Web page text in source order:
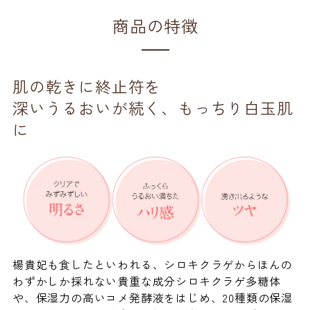
商品の特徴
肌の乾きに終止符を
深いうるおいが続く、もっちり白玉肌
に
楊貴妃も食したといわれる、シロキクラゲからほんの
わずかしか採れない貴重な成分シロキクラゲ多糖体
や、保湿力の高いコメ発酵液をはじめ、20種類の保湿